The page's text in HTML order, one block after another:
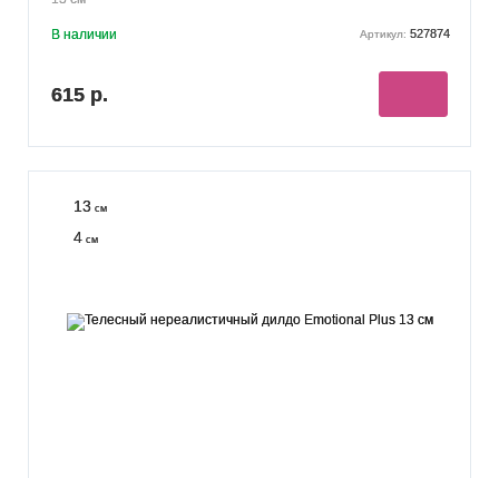
В наличии Артикул: 527874
615 р.
13 см
4 см